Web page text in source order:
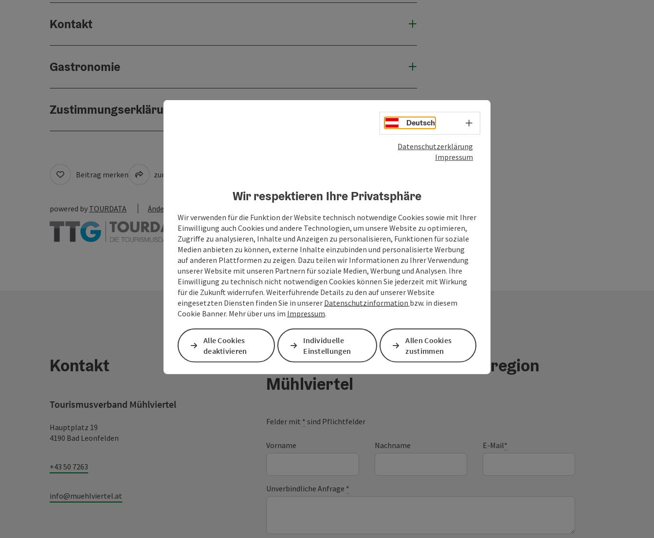
Kontakt
Gastronomie
Zustimmungserklärung
Beitrag merken zum Merkzettel
powered by TOURDATA Änderung vorschlagen
Kontakt
Tourismusverband Mühlviertel
Hauptplatz 19
4190 Bad Leonfelden
+43 50 7263
info@muehlviertel.at
Ihre Nachricht an die Urlaubsregion
Mühlviertel
Felder mit * sind Pflichtfelder
Vorname Nachname E-Mail*
Unverbindliche Anfrage *
Deutsch Sprachwahl - Menü öffnen
Datenschutzerklärung
Impressum
Wir respektieren Ihre Privatsphäre
Wir verwenden für die Funktion der Website technisch notwendige Cookies sowie mit Ihrer
Einwilligung auch Cookies und andere Technologien, um unsere Website zu optimieren,
Zugriffe zu analysieren, Inhalte und Anzeigen zu personalisieren, Funktionen für soziale
Medien anbieten zu können, externe Inhalte einzubinden und personalisierte Werbung
auf anderen Plattformen zu zeigen. Dazu teilen wir Informationen zu Ihrer Verwendung
unserer Website mit unseren Partnern für soziale Medien, Werbung und Analysen. Ihre
Einwilligung zu technisch nicht notwendigen Cookies können Sie jederzeit mit Wirkung
für die Zukunft widerrufen. Weiterführende Details zu den auf unserer Website
eingesetzten Diensten finden Sie in unserer Datenschutzinformation bzw. in diesem
Cookie Banner. Mehr über uns im Impressum.
Alle Cookies
deaktivieren
Individuelle
Einstellungen
Allen Cookies
zustimmen